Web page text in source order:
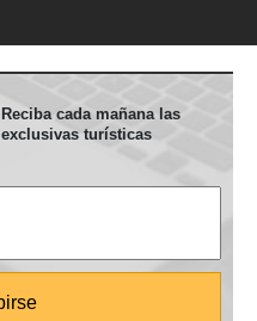
Reciba cada mañana las
exclusivas turísticas